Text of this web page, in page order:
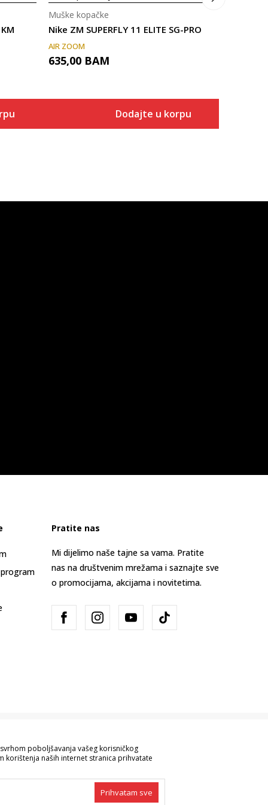
Nike ZM SUPERFLY 11 ELITE SG-PRO
Muške kopačke
AIR ZOOM
635,00 BAM
Dodajte u korpu
Pratite nas
Mi dijelimo naše tajne sa vama. Pratite
nas na društvenim mrežama i saznajte sve
o promocijama, akcijama i novitetima.
kompletne i bez grešaka.
možete provjeriti pozivom na broj
poboljšavanja vašeg korisničkog
korištenja naših internet stranica prihvatate
Prihvatam sve